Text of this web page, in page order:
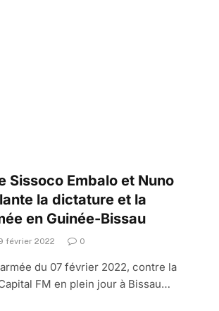
Sissoco Embalo et Nuno
la dictature et la
en Guinée-Bissau
février 2022 0
armée du 07 février 2022, contre la
FM en plein jour à Bissau…